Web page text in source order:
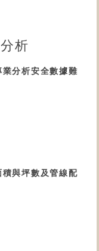
析
分析安全數據難
與坪數及管線配